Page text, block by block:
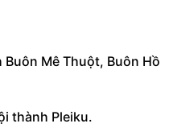
Mê Thuột, Buôn Hồ
thành Pleiku.